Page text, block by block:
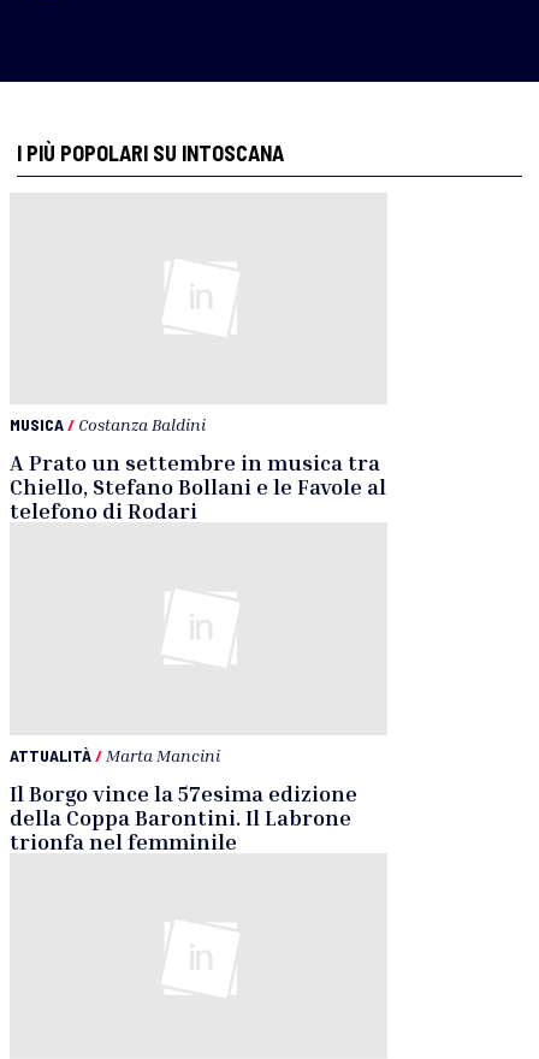
I PIÙ POPOLARI SU INTOSCANA
MUSICA/ Costanza Baldini
A Prato un settembre in musica tra
Chiello, Stefano Bollani e le Favole al
telefono di Rodari
ATTUALITÀ/ Marta Mancini
Il Borgo vince la 57esima edizione
della Coppa Barontini. Il Labrone
trionfa nel femminile